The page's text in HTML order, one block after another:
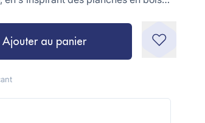
Ajouter au panier